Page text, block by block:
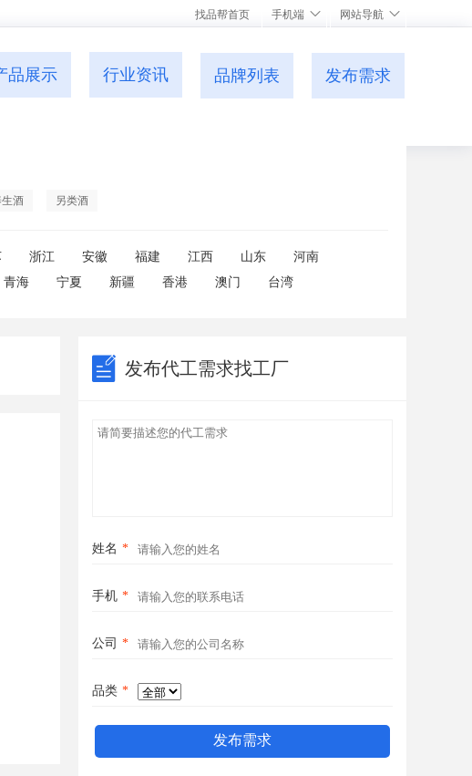
找品帮首页 手机端 网站导航
品展示 行业资讯 品牌列表 发布需求
生酒 另类酒
浙江 安徽 福建 江西 山东
河南
青海 宁夏 新疆 香港 澳门 台湾
发布代工需求找工厂
姓名 *
手机 *
公司 *
品类 *